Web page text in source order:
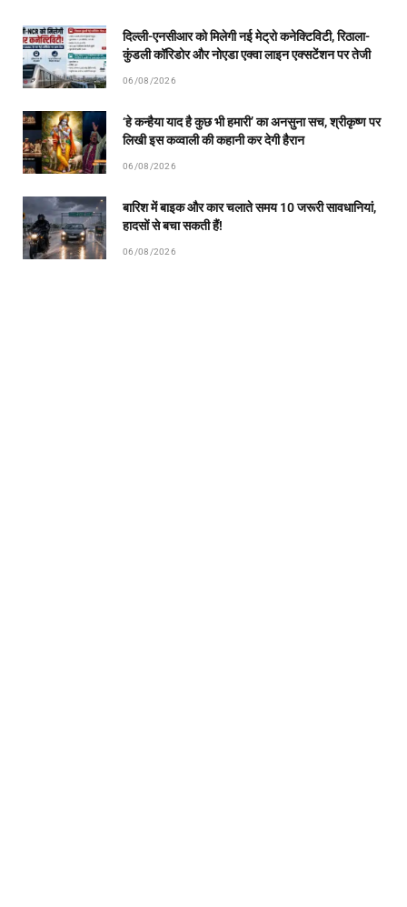
दिल्ली-एनसीआर को मिलेगी नई मेट्रो कनेक्टिविटी, रिठाला-
कुंडली कॉरिडोर और नोएडा एक्वा लाइन एक्सटेंशन पर तेजी
06/08/2026
‘हे कन्हैया याद है कुछ भी हमारी’ का अनसुना सच, श्रीकृष्ण पर
लिखी इस कव्वाली की कहानी कर देगी हैरान
06/08/2026
बारिश में बाइक और कार चलाते समय 10 जरूरी सावधानियां,
हादसों से बचा सकती हैं!
06/08/2026